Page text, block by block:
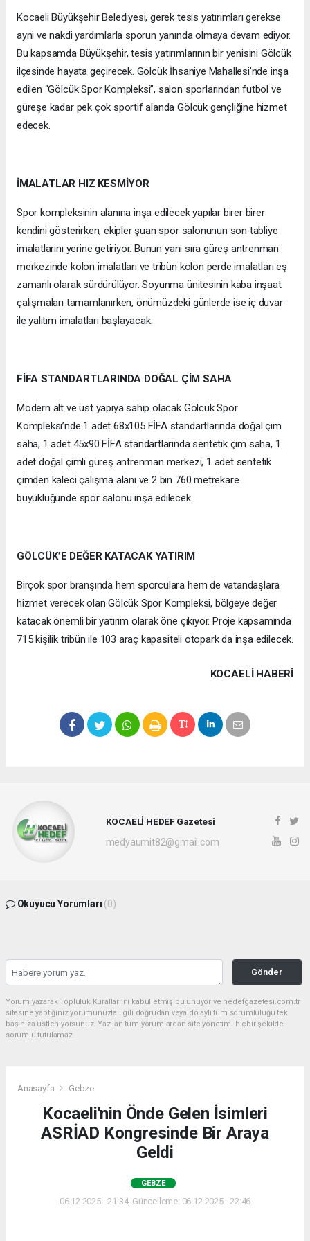
Kocaeli Büyükşehir Belediyesi, gerek tesis yatırımları gerekse
ayni ve nakdi yardımlarla sporun yanında olmaya devam ediyor.
Bu kapsamda Büyükşehir, tesis yatırımlarının bir yenisini Gölcük
ilçesinde hayata geçirecek. Gölcük İhsaniye Mahallesi’nde inşa
edilen “Gölcük Spor Kompleksi”, salon sporlarından futbol ve
güreşe kadar pek çok sportif alanda Gölcük gençliğine hizmet
edecek.
İMALATLAR HIZ KESMİYOR
Spor kompleksinin alanına inşa edilecek yapılar birer birer
kendini gösterirken, ekipler şuan spor salonunun son tabliye
imalatlarını yerine getiriyor. Bunun yanı sıra güreş antrenman
merkezinde kolon imalatları ve tribün kolon perde imalatları eş
zamanlı olarak sürdürülüyor. Soyunma ünitesinin kaba inşaat
çalışmaları tamamlanırken, önümüzdeki günlerde ise iç duvar
ile yalıtım imalatları başlayacak.
FİFA STANDARTLARINDA DOĞAL ÇİM SAHA
Modern alt ve üst yapıya sahip olacak Gölcük Spor
Kompleksi’nde 1 adet 68x105 FİFA standartlarında doğal çim
saha, 1 adet 45x90 FİFA standartlarında sentetik çim saha, 1
adet doğal çimli güreş antrenman merkezi, 1 adet sentetik
çimden kaleci çalışma alanı ve 2 bin 760 metrekare
büyüklüğünde spor salonu inşa edilecek.
GÖLCÜK’E DEĞER KATACAK YATIRIM
Birçok spor branşında hem sporculara hem de vatandaşlara
hizmet verecek olan Gölcük Spor Kompleksi, bölgeye değer
katacak önemli bir yatırım olarak öne çıkıyor. Proje kapsamında
715 kişilik tribün ile 103 araç kapasiteli otopark da inşa edilecek.
KOCAELI HABERİ
KOCAELİ HEDEF Gazetesi
medyaumit82@gmail.com
Okuyucu Yorumları (0)
Gönder
Yorum yazarak Topluluk Kuralları’nı kabul etmiş bulunuyor ve hedefgazetesi.com.tr
sitesine yaptığınız yorumunuzla ilgili doğrudan veya dolaylı tüm sorumluluğu tek
başınıza üstleniyorsunuz. Yazılan tüm yorumlardan site yönetimi hiçbir şekilde
sorumlu tutulamaz.
Anasayfa Gebze
Kocaeli'nin Önde Gelen İsimleri
ASRİAD Kongresinde Bir Araya
Geldi
GEBZE
06.12.2025 - 21:34, Güncelleme: 06.12.2025 - 22:46